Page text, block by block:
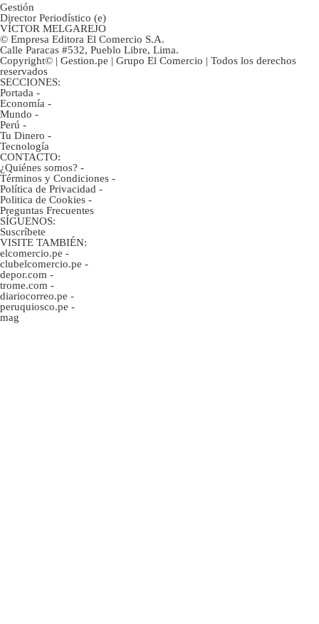
Gestión
Director Periodístico (e)
VÍCTOR MELGAREJO
© Empresa Editora El Comercio S.A.
Calle Paracas #532, Pueblo Libre, Lima.
Copyright© | Gestion.pe | Grupo El Comercio | Todos los derechos
reservados
SECCIONES:
Portada -
Economía -
Mundo -
Perú -
Tu Dinero -
Tecnología
CONTACTO:
¿Quiénes somos? -
Términos y Condiciones -
Política de Privacidad -
Politica de Cookies -
Preguntas Frecuentes
SÍGUENOS:
Suscríbete
VISITE TAMBIÉN:
elcomercio.pe -
clubelcomercio.pe -
depor.com -
trome.com -
diariocorreo.pe -
peruquiosco.pe -
mag